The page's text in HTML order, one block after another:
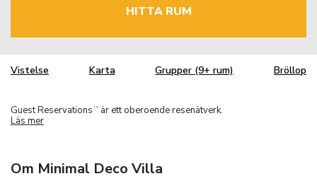
HITTA RUM
Vistelse Karta Grupper (9+ rum) Bröllop
Guest Reservations TM
är ett oberoende resenätverk.
Läs mer
Om Minimal Deco Villa